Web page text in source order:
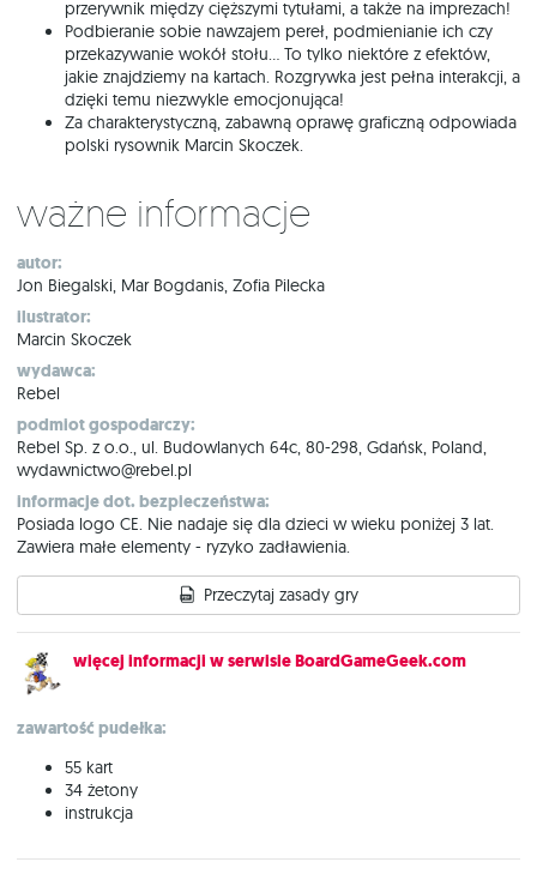
przerywnik między cięższymi tytułami, a także na imprezach!
Podbieranie sobie nawzajem pereł, podmienianie ich czy
przekazywanie wokół stołu… To tylko niektóre z efektów,
jakie znajdziemy na kartach. Rozgrywka jest pełna interakcji, a
dzięki temu niezwykle emocjonująca!
Za charakterystyczną, zabawną oprawę graficzną odpowiada
polski rysownik Marcin Skoczek.
Ważne informacje
autor:
Jon Biegalski, Mar Bogdanis, Zofia Pilecka
ilustrator:
Marcin Skoczek
wydawca:
Rebel
podmiot gospodarczy:
Rebel Sp. z o.o., ul. Budowlanych 64c, 80-298, Gdańsk, Poland,
wydawnictwo@rebel.pl
informacje dot. bezpieczeństwa:
Posiada logo CE. Nie nadaje się dla dzieci w wieku poniżej 3 lat.
Zawiera małe elementy - ryzyko zadławienia.
Przeczytaj zasady gry
więcej informacji w serwisie BoardGameGeek.com
zawartość pudełka:
55 kart
34 żetony
instrukcja